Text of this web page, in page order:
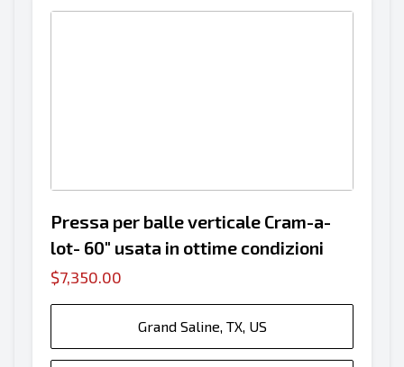
Pressa per balle verticale Cram-a-
lot- 60" usata in ottime condizioni
$7,350.00
Grand Saline, TX, US